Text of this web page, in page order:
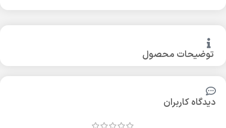
توضیحات محصول
دیدگاه کاربران